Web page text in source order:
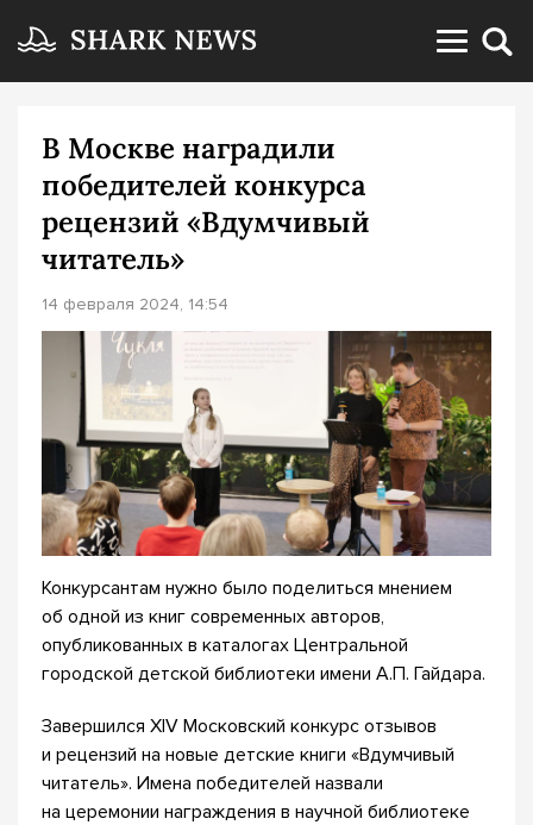
В Москве наградили
победителей конкурса
рецензий «Вдумчивый
читатель»
14 февраля 2024, 14:54
Конкурсантам нужно было поделиться мнением
об одной из книг современных авторов,
опубликованных в каталогах Центральной
городской детской библиотеки имени А.П. Гайдара.
Завершился XIV Московский конкурс отзывов
и рецензий на новые детские книги «Вдумчивый
читатель». Имена победителей назвали
на церемонии награждения в научной библиотеке